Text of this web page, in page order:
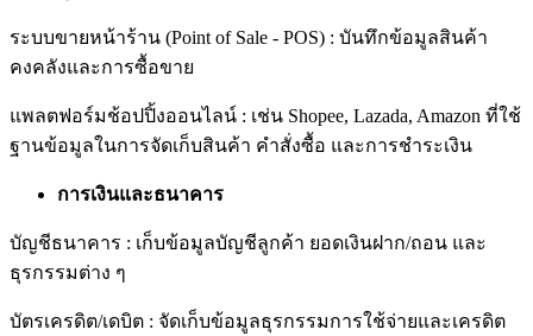
ระบบขายหน้าร้าน (Point of Sale - POS) : บันทึกข้อมูลสินค้า
คงคลังและการซื้อขาย
แพลตฟอร์มช้อปปิ้งออนไลน์ : เช่น Shopee, Lazada, Amazon ที่ใช้
ฐานข้อมูลในการจัดเก็บสินค้า คำสั่งซื้อ และการชำระเงิน
การเงินและธนาคาร
บัญชีธนาคาร : เก็บข้อมูลบัญชีลูกค้า ยอดเงินฝาก/ถอน และ
ธุรกรรมต่าง ๆ
บัตรเครดิต/เดบิต : จัดเก็บข้อมูลธุรกรรมการใช้จ่ายและเครดิต